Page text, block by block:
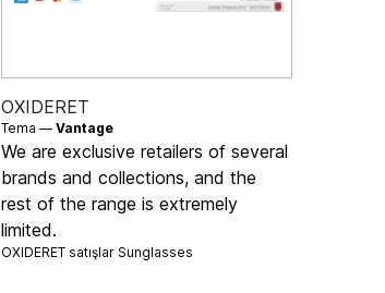
OXIDERET
Tema —Vantage
We are exclusive retailers of several
brands and collections, and the
rest of the range is extremely
limited.
OXIDERET satışlar Sunglasses